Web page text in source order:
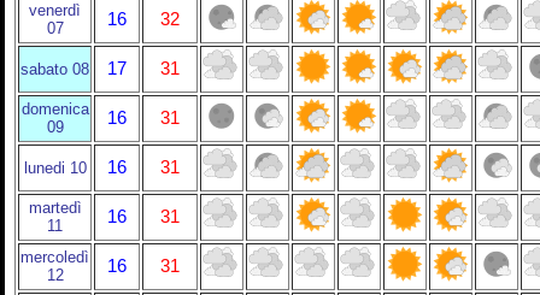
venerdì
07
16 32
sabato 08 17 31
domenica
09
16 31
lunedi 10 16 31
martedì
11
16 31
mercoledì
12
16 31